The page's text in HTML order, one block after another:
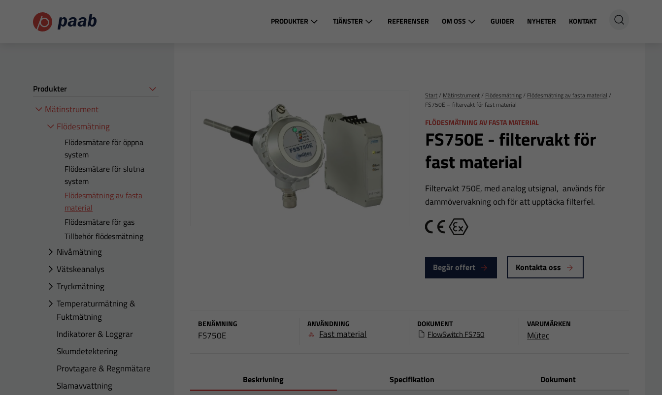
PRODUKTER TJÄNSTER REFERENSER OM OSS GUIDER NYHETER KONTAKT
Produkter
Mätinstrument
Flödesmätning
Flödesmätare för öppna
system
Flödesmätare för slutna
system
Flödesmätning av fasta
material
Flödesmätare för gas
Tillbehör flödesmätning
Nivåmätning
Vätskeanalys
Tryckmätning
Temperaturmätning &
Fuktmätning
Indikatorer & Loggrar
Skumdetektering
Provtagare & Regnmätare
Slamavvattning
Start/ Mätinstrument/ Flödesmätning/ Flödesmätning av fasta material /
FS750E – filtervakt för fast material
FLÖDESMÄTNING AV FASTA MATERIAL
FS750E - filtervakt för
fast material
Filtervakt 750E, med analog utsignal, används för
dammövervakning och för att upptäcka filterfel.
CE Ex
Begär offert Kontakta oss
BENÄMNING
FS750E
ANVÄNDNING
Fast material
DOKUMENT
FlowSwitch FS750
VARUMÄRKEN
Mütec
Beskrivning Specifikation Dokument